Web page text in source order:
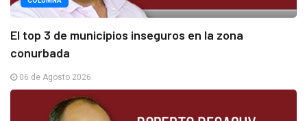
El top 3 de municipios inseguros en la zona
conurbada
06 de Agosto 2026